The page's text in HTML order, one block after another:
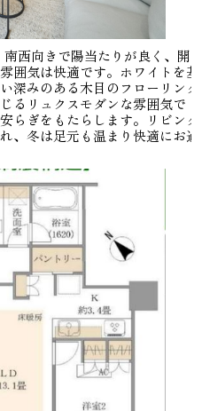
西向きで陽当たりが良く、開
囲気は快適です。ホワイトを基
深みのある木目のフローリング
るリュクスモダンな雰囲気で
らぎをもたらします。リビング
、冬は足元も温まり快適にお過